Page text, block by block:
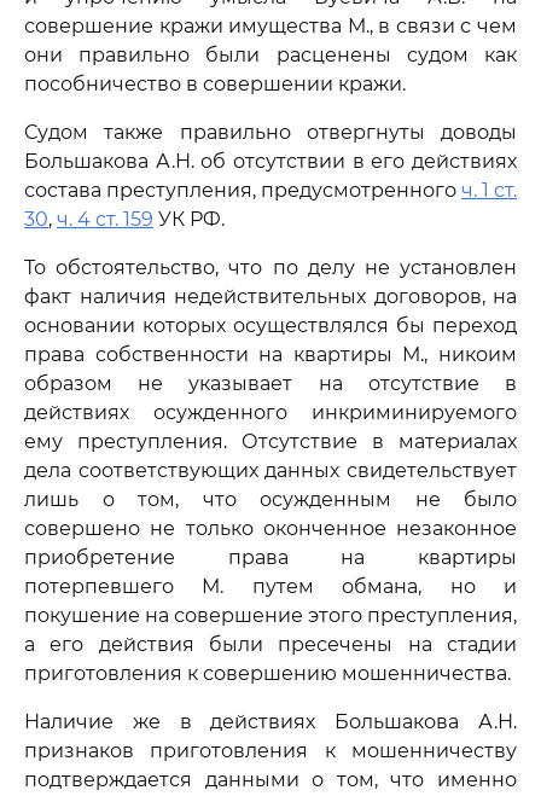
совершение кражи имущества М., в связи с чем
они правильно были расценены судом как
пособничество в совершении кражи.
Судом также правильно отвергнуты доводы
Большакова А.Н. об отсутствии в его действиях
состава преступления, предусмотренного ч. 1 ст.
30, ч. 4 ст. 159 УК РФ.
То обстоятельство, что по делу не установлен
факт наличия недействительных договоров, на
основании которых осуществлялся бы переход
права собственности на квартиры М., никоим
образом не указывает на отсутствие в
действиях осужденного инкриминируемого
ему преступления. Отсутствие в материалах
дела соответствующих данных свидетельствует
лишь о том, что осужденным не было
совершено не только оконченное незаконное
приобретение права на квартиры
потерпевшего М. путем обмана, но и
покушение на совершение этого преступления,
а его действия были пресечены на стадии
приготовления к совершению мошенничества.
Наличие же в действиях Большакова А.Н.
признаков приготовления к мошенничеству
подтверждается данными о том, что именно